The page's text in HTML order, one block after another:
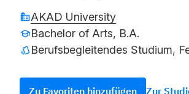
AKAD University
Bachelor of Arts, B.A.
Berufsbegleitendes Studium,
Zu Favoriten hinzufügen Zur